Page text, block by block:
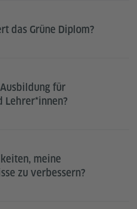
das Grüne Diplom?
für
Lehrer*innen?
meine
zu verbessern?